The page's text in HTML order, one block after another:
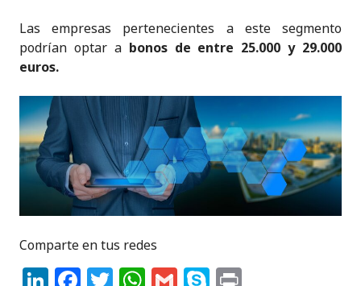
Las empresas pertenecientes a este segmento
podrían optar a bonos de entre 25.000 y 29.000
euros.
Comparte en tus redes